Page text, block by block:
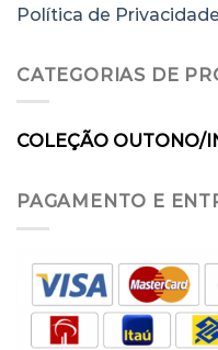
Política de Privacidade
CATEGORIAS DE
COLEÇÃO OUTONO/
PAGAMENTO E